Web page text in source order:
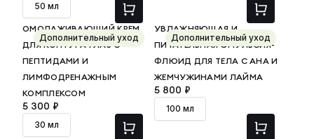
50 мл
Дополнительный уход
ОМОЛАЖИВАЮЩИЙ КРЕМ
ДЛЯ КОНТУРА ГЛАЗ С
ПЕПТИДАМИ И
ЛИМФОДРЕНАЖНЫМ
КОМПЛЕКСОМ
5 300 ₽
30 мл
Дополнительный уход
УВЛАЖНЯЮЩАЯ И
ПИТАТЕЛЬНАЯ ЭМУЛЬСИЯ-
ФЛЮИД ДЛЯ ТЕЛА С АНА И
ЖЕМЧУЖИНАМИ ЛАЙМА
5 800 ₽
100 мл